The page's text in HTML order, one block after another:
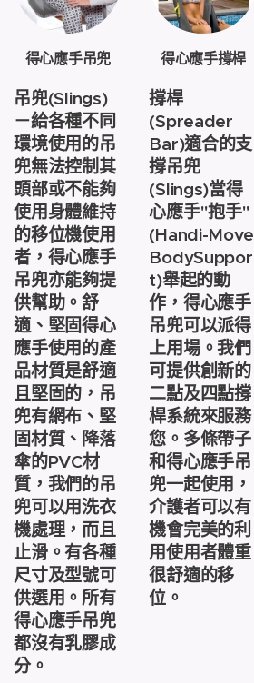
得心應手吊兜
吊兜(Slings)
－給各種不同
環境使用的吊
兜無法控制其
頭部或不能夠
使用身體維持
的移位機使用
者，得心應手
吊兜亦能夠提
供幫助。舒
適、堅固得心
應手使用的產
品材質是舒適
且堅固的，吊
兜有網布、堅
固材質、降落
傘的PVC材
質，我們的吊
兜可以用洗衣
機處理，而且
止滑。有各種
尺寸及型號可
供選用。所有
得心應手吊兜
都沒有乳膠成
分。
得心應手撐桿
撐桿
(Spreader
Bar)適合的支
撐吊兜
(Slings)當得
心應手"抱手"
(Handi-Move
BodySuppor
t)舉起的動
作，得心應手
吊兜可以派得
上用場。我們
可提供創新的
二點及四點撐
桿系統來服務
您。多條帶子
和得心應手吊
兜一起使用，
介護者可以有
機會完美的利
用使用者體重
很舒適的移
位。